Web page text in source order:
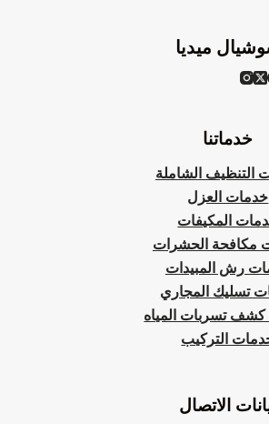
ميديا
خدماتنا
التنظيف الشاملة
خدمات العزل
المكيفات
مكافحة الحشرات
رش المبيدات
تسليك المجاري
تسربات المياه
التركيب
الاتصال